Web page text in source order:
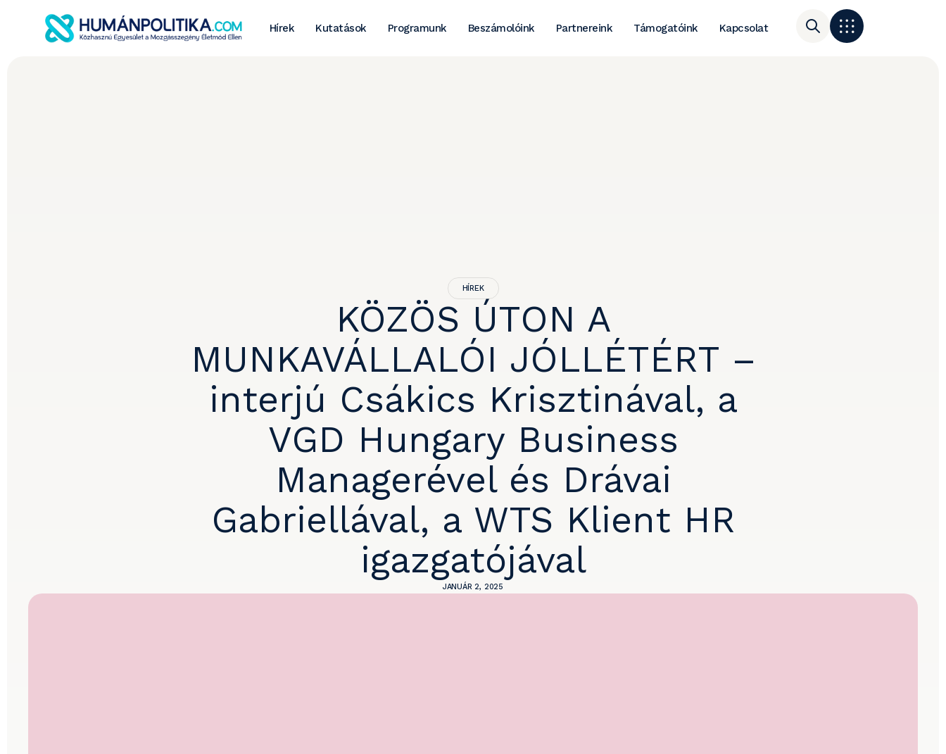
Hírek Kutatások Programunk Beszámolóink Partnereink Támogatóink Kapcsolat
HÍREK
KÖZÖS ÚTON A
MUNKAVÁLLALÓI JÓLLÉTÉRT –
interjú Csákics Krisztinával, a
VGD Hungary Business
Managerével és Drávai
Gabriellával, a WTS Klient HR
igazgatójával
JANUÁR 2, 2025